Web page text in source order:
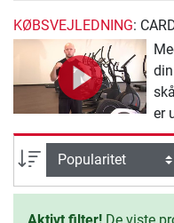
KØBSVEJLEDNING:
er
et
sortering
Aktivt filter! De viste